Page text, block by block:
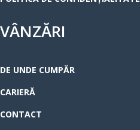
VÂNZĂRI
DE UNDE CUMPĂR
CARIERĂ
CONTACT